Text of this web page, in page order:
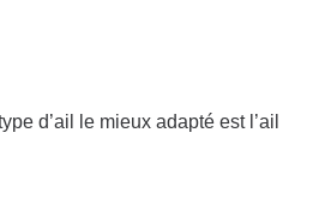
d’ail le mieux adapté est l’ail